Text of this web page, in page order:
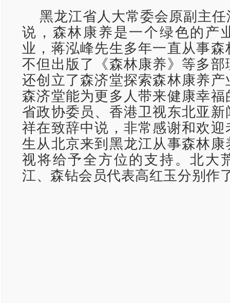
黑龙江省人大常委会原副主
说，森林康养是一个绿色的产
业，蒋泓峰先生多年一直从事
不但出版了《森林康养》等多
还创立了森济堂探索森林康养
森济堂能为更多人带来健康幸
省政协委员、香港卫视东北亚
祥在致辞中说，非常感谢和欢
生从北京来到黑龙江从事森林
视将给予全方位的支持。北大
江、森钻会员代表高红玉分别作